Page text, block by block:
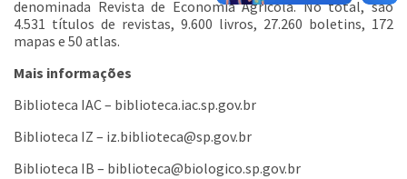
denominada Revista de Economia Agrícola. No total, são
4.531 títulos de revistas, 9.600 livros, 27.260 boletins, 172
mapas e 50 atlas.
Mais informações
Biblioteca IAC – biblioteca.iac.sp.gov.br
Biblioteca IZ – iz.biblioteca@sp.gov.br
Biblioteca IB – biblioteca@biologico.sp.gov.br